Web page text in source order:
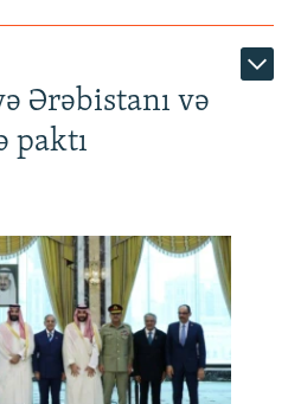
Ərəbistanı və
paktı